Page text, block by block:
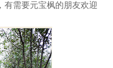
有需要元宝枫的朋友欢迎